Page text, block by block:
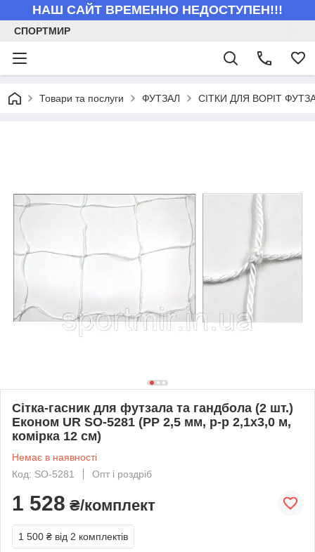
НАШ САЙТ ВРЕМЕННО НЕДОСТУПЕН!!!
СПОРТМИР
Товари та послуги ФУТЗАЛ СІТКИ ДЛЯ ВОРІТ
Сітка-гасник для футзала та гандбола (2 шт.)
Економ UR SO-5281 (PP 2,5 мм, р-р 2,1x3,0 м,
комірка 12 см)
Немає в наявності
Код: SO-5281
Опт і роздріб
1 528 ₴/комплект
1 500 ₴ від 2 комплектів